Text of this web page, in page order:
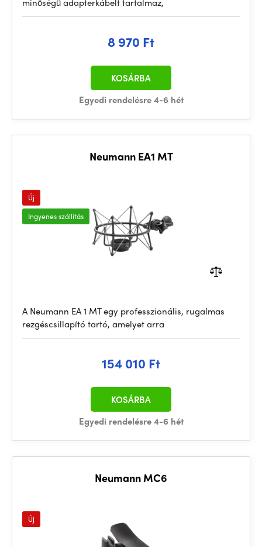
8 970 Ft
Egyedi rendelésre 4-6 hét
KOSÁRBA
Neumann EA1 MT
Új
Ingyenes szállítás
A Neumann EA 1 MT egy professzionális, rugalmas
rezgéscsillapító tartó, amelyet arra
154 010 Ft
Egyedi rendelésre 4-6 hét
KOSÁRBA
Neumann MC6
Új